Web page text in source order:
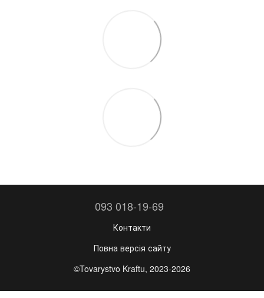
093 018-19-69
Контакти
Повна версія сайту
©Tovarystvo Kraftu, 2023-2026